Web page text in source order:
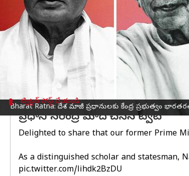
Bharat Ratna: దేశ మాజీ ప్రధానులకు కేంద్ర ప్రభుత్వం
చేయనున్నట్లు ప్రధాని నరేంద్ర మోదీ ఈరోజు
సాధారణంగా ఏడాదికి మూడు భారతరత్న
సహా ఐదుగురిని ప్రభుత్వం భారతరత్నకు
"మన మాజీ ప్రధాని శ్రీ పివి నరసింహారావు గారిని
వివిధ హోదాలలో విస్తృతంగా సేవలందించారు.
ట్విట్టర్ పోస్ట్ చేయండి
ప్రధాని నరేంద్ర మోదీ చేసిన ట్వీట్
Delighted to share that our former Prime
As a distinguished scholar and statesman,
pic.twitter.com/lihdk2BzDU